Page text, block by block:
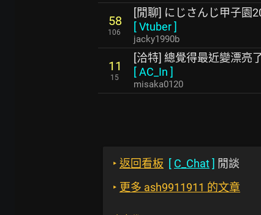
58
106
[閒聊] にじさんじ甲子園
[Vtuber]
jacky1990b
11
15
[洽特] 總覺得最近變漂亮
[AC_In ]
misaka0120
‣ 返回看板 [ C_Chat] 閒談
‣ 更多 ash9911911 的文章